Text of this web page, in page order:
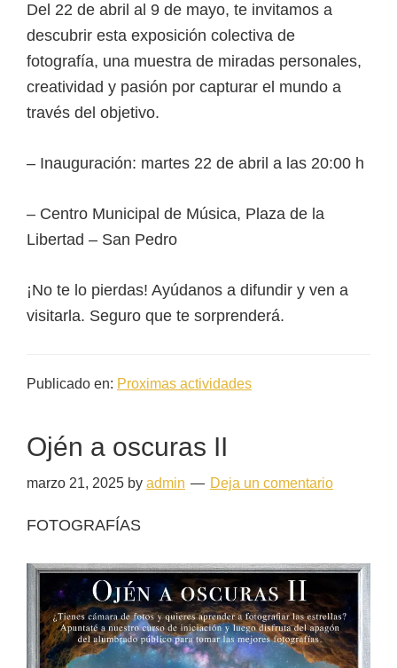
Del 22 de abril al 9 de mayo, te invitamos a
descubrir esta exposición colectiva de
fotografía, una muestra de miradas personales,
creatividad y pasión por capturar el mundo a
través del objetivo.
– Inauguración: martes 22 de abril a las 20:00 h
– Centro Municipal de Música, Plaza de la
Libertad – San Pedro
¡No te lo pierdas! Ayúdanos a difundir y ven a
visitarla. Seguro que te sorprenderá.
Publicado en: Proximas actividades
Ojén a oscuras II
marzo 21, 2025 by admin Deja un comentario
FOTOGRAFÍAS